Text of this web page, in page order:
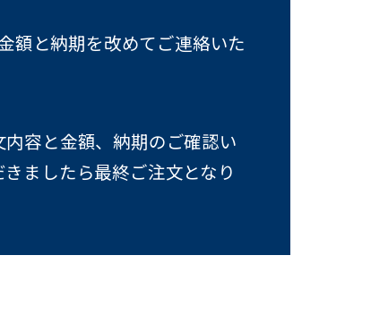
額と納期を改めてご連絡いた
容と金額、納期のご確認い
ましたら最終ご注文となり